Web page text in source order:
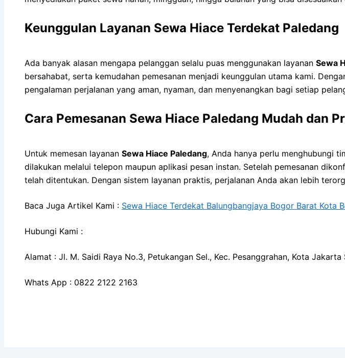
Keunggulan Layanan Sewa Hiace Terdekat Paledang
Ada banyak alasan mengapa pelanggan selalu puas menggunakan layanan Sewa
bersahabat, serta kemudahan pemesanan menjadi keunggulan utama kami.
pengalaman perjalanan yang aman, nyaman, dan menyenangkan bagi setiap
Cara Pemesanan Sewa Hiace Paledang Mudah dan
Untuk memesan layanan Sewa Hiace Paledang, Anda hanya perlu menghubungi
dilakukan melalui telepon maupun aplikasi pesan instan. Setelah pemesanan
telah ditentukan. Dengan sistem layanan praktis, perjalanan Anda akan lebih
Baca Juga Artikel Kami : Sewa Hiace Terdekat Balungbangjaya Bogor Barat Kota
Hubungi Kami :
Alamat : Jl. M. Saidi Raya No.3, Petukangan Sel., Kec. Pesanggrahan, Kota
Whats App : 0822 2122 2163